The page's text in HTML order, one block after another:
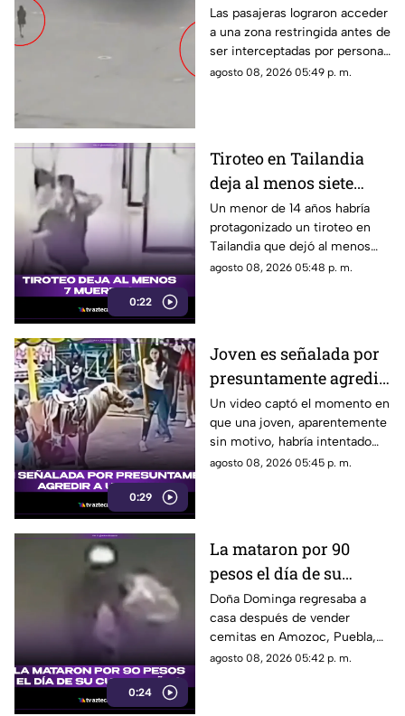
aeropuerto tras perder
su vuelo; autoridades
logran detenerlas
Las pasajeras lograron acceder
a una zona restringida antes de
ser interceptadas por personal
del aeropuerto.
agosto 08, 2026 05:49 p. m.
0:22
Tiroteo en Tailandia
deja al menos siete
muertos
Un menor de 14 años habría
protagonizado un tiroteo en
Tailandia que dejó al menos
siete personas muertas, entre
agosto 08, 2026 05:48 p. m.
0:29
Joven es señalada por
presuntamente agredir
a un pony en feria de
Pueblo Mágico
Un video captó el momento en
que una joven, aparentemente
sin motivo, habría intentado
agredir a un pequeño pony.
agosto 08, 2026 05:45 p. m.
0:24
La mataron por 90
pesos el día de su
cumpleaños; Este es el
caso de Doña Dominga
Doña Dominga regresaba a
casa después de vender
cemitas en Amozoc, Puebla,
cuando presuntamente un
agosto 08, 2026 05:42 p. m.